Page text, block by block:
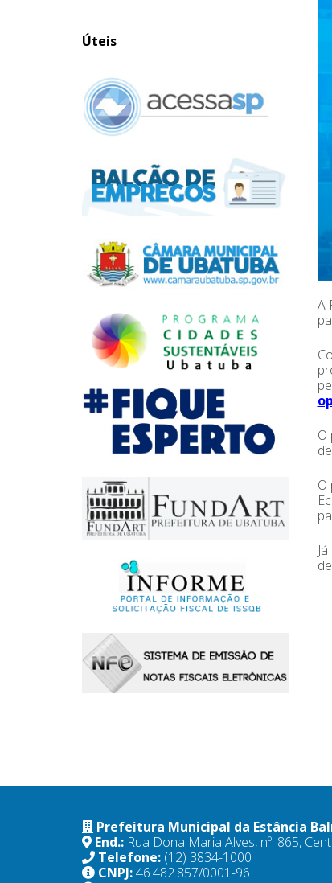
A
O
O
Úteis
Prefeitura Municipal da Estância
End.: Rua Dona Maria Alves, nº. 865,
Telefone: (12) 3834-1000
CNPJ:46.482.857/0001-96